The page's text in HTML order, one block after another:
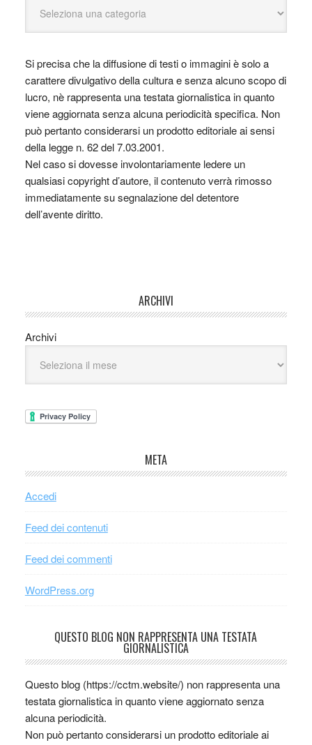
Si precisa che la diffusione di testi o immagini è solo a
carattere divulgativo della cultura e senza alcuno scopo di
lucro, nè rappresenta una testata giornalistica in quanto
viene aggiornata senza alcuna periodicità specifica. Non
può pertanto considerarsi un prodotto editoriale ai sensi
della legge n. 62 del 7.03.2001.
Nel caso si dovesse involontariamente ledere un
qualsiasi copyright d’autore, il contenuto verrà rimosso
immediatamente su segnalazione del detentore
dell’avente diritto.
ARCHIVI
Archivi
META
Accedi
Feed dei contenuti
Feed dei commenti
WordPress.org
QUESTO BLOG NON RAPPRESENTA UNA TESTATA
GIORNALISTICA
Questo blog (https://cctm.website/) non rappresenta una
testata giornalistica in quanto viene aggiornato senza
alcuna periodicità.
Non può pertanto considerarsi un prodotto editoriale ai